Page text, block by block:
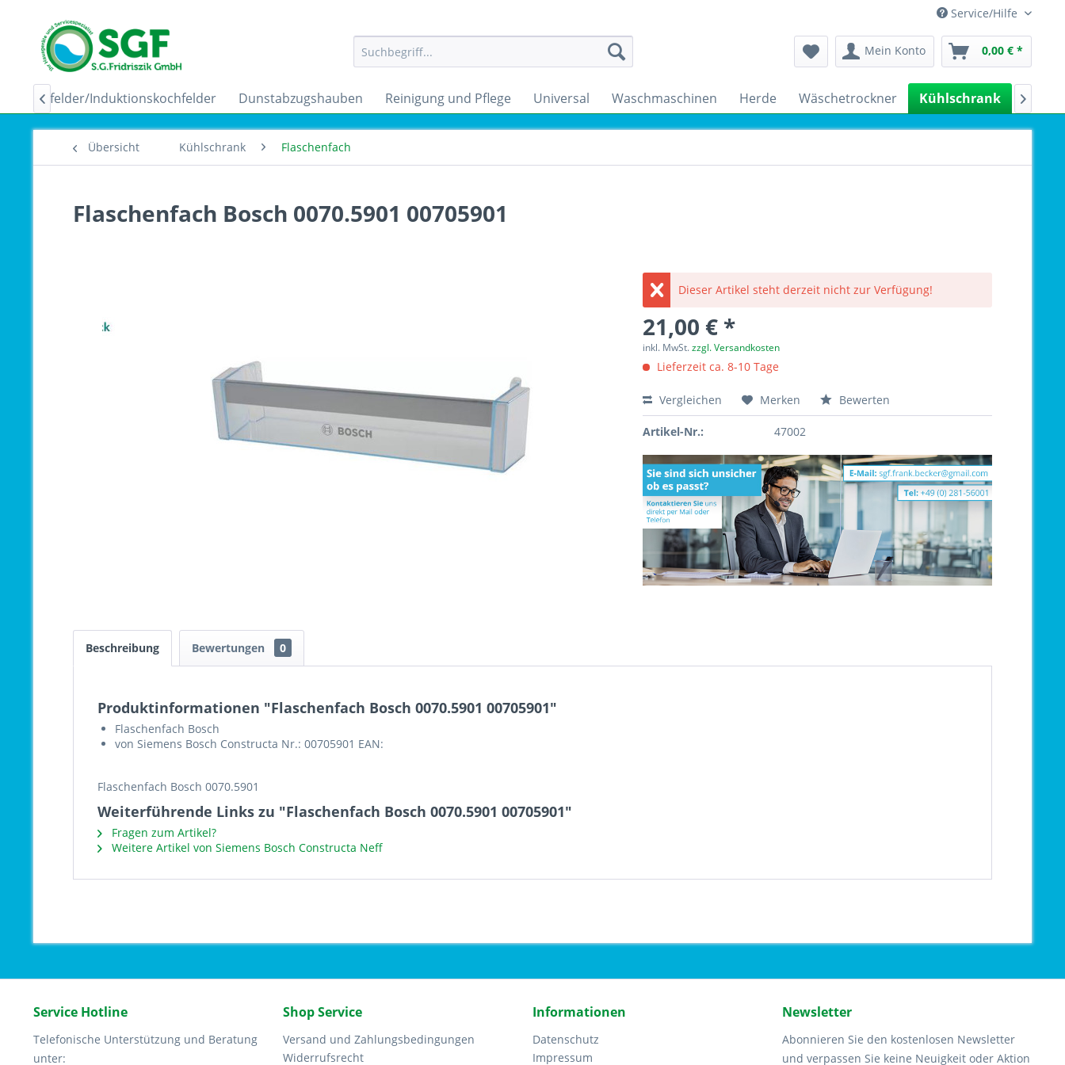
Service/Hilfe
Mein Konto 0,00 € *
Ceranfelder/Induktionskochfelder Dunstabzugshauben Reinigung und Pflege Universal Waschmaschinen Herde Wäschetrockner Kühlschrank
 
Übersicht Kühlschrank Flaschenfach
Flaschenfach Bosch 0070.5901 00705901
Dieser Artikel steht derzeit nicht zur Verfügung!
21,00 € *
inkl. MwSt.zzgl. Versandkosten
Lieferzeit ca. 8-10 Tage
Vergleichen Merken Bewerten
Artikel-Nr.: 47002
Beschreibung Bewertungen 0
Produktinformationen "Flaschenfach Bosch 0070.5901 00705901"
Flaschenfach Bosch
von Siemens Bosch Constructa Nr.: 00705901 EAN:
Flaschenfach Bosch 0070.5901
Weiterführende Links zu "Flaschenfach Bosch 0070.5901 00705901"
Fragen zum Artikel?
Weitere Artikel von Siemens Bosch Constructa Neff
Service Hotline
Telefonische Unterstützung und Beratung
unter:
Shop Service
Versand und Zahlungsbedingungen
Widerrufsrecht
Informationen
Datenschutz
Impressum
Newsletter
Abonnieren Sie den kostenlosen Newsletter
und verpassen Sie keine Neuigkeit oder Aktion